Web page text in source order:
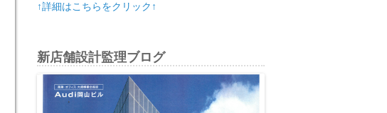
↑詳細はこちらをクリック↑
新店舗設計監理ブログ